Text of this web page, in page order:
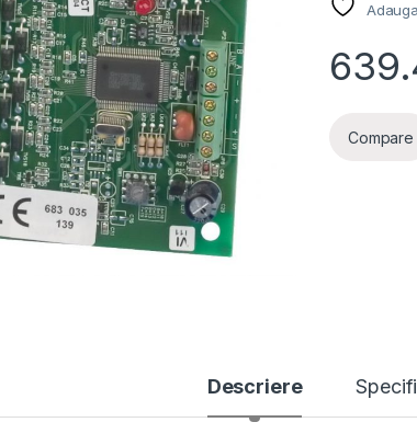
Compare
Descriere